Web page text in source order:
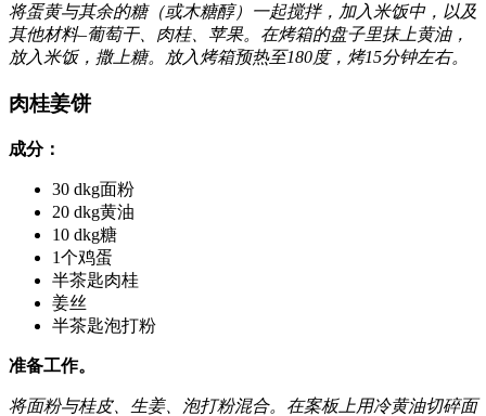
将蛋黄与其余的糖（或木糖醇）一起搅拌，加入米饭中，以及
其他材料–葡萄干、肉桂、苹果。在烤箱的盘子里抹上黄油，
放入米饭，撒上糖。放入烤箱预热至180度，烤15分钟左右。
肉桂姜饼
成分：
30 dkg面粉
20 dkg黄油
10 dkg糖
1个鸡蛋
半茶匙肉桂
姜丝
半茶匙泡打粉
准备工作。
将面粉与桂皮、生姜、泡打粉混合。在案板上用冷黄油切碎面